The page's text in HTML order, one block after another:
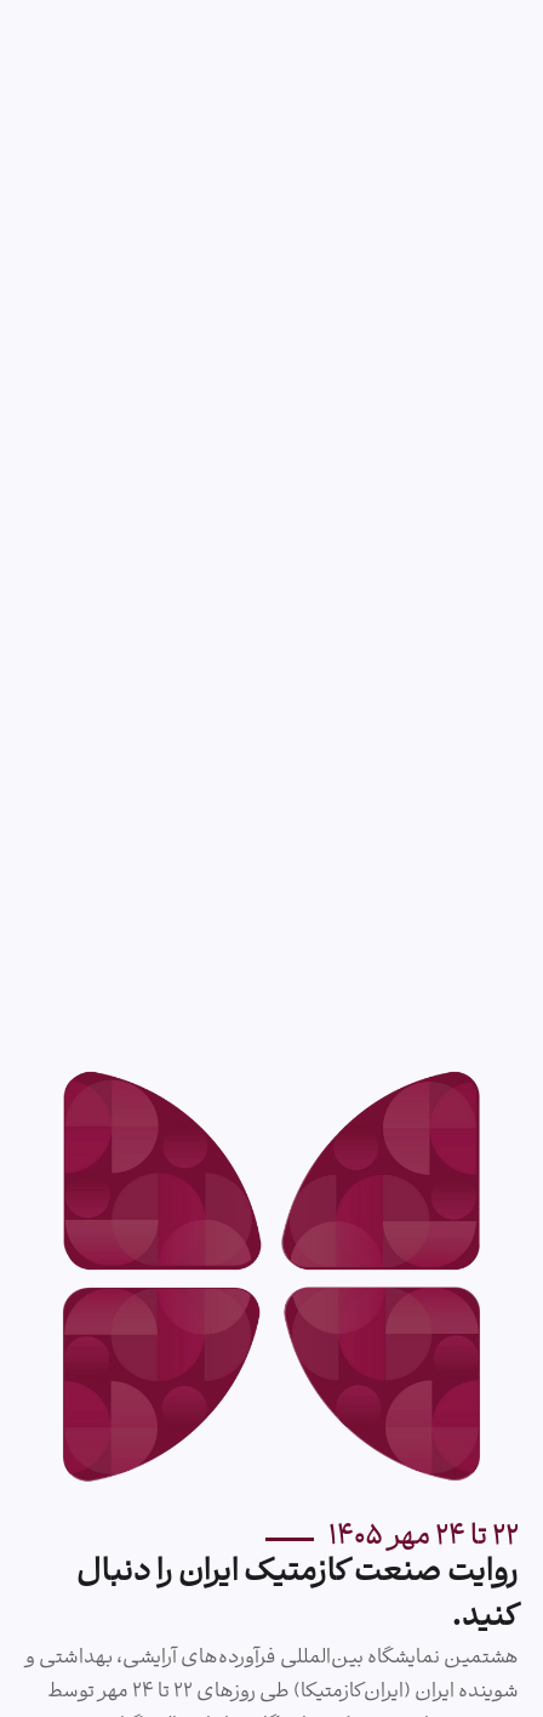
صفحه اصلی
ثبت‌نام
درباره ما
مشارکت‌کنندگان
حامیان
نقشه محل برگزاری
کتاب نمایشگاه
برنامه زمان‌بندی
برنامه‌های آموزشی
کمیته‌‌ها
بلاگ خبری
گالری تصاویر
۲۲ تا ۲۴ مهر ۱۴۰۵
روایت صنعت کازمتیک ایران را دنبال
کنید.
هشتمین نمایشگاه بین‌المللی فرآورده‌های آرایشی، بهداشتی و
شوینده ایران (ایران‌کازمتیکا) طی روزهای ۲۲ تا ۲۴ مهر توسط